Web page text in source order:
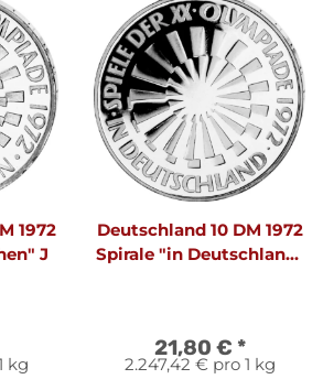
1972
J
kg
Deutschland 10 DM 1972
Spirale "in Deutschland"
21,80 € *
2.247,42 € pro 1 kg